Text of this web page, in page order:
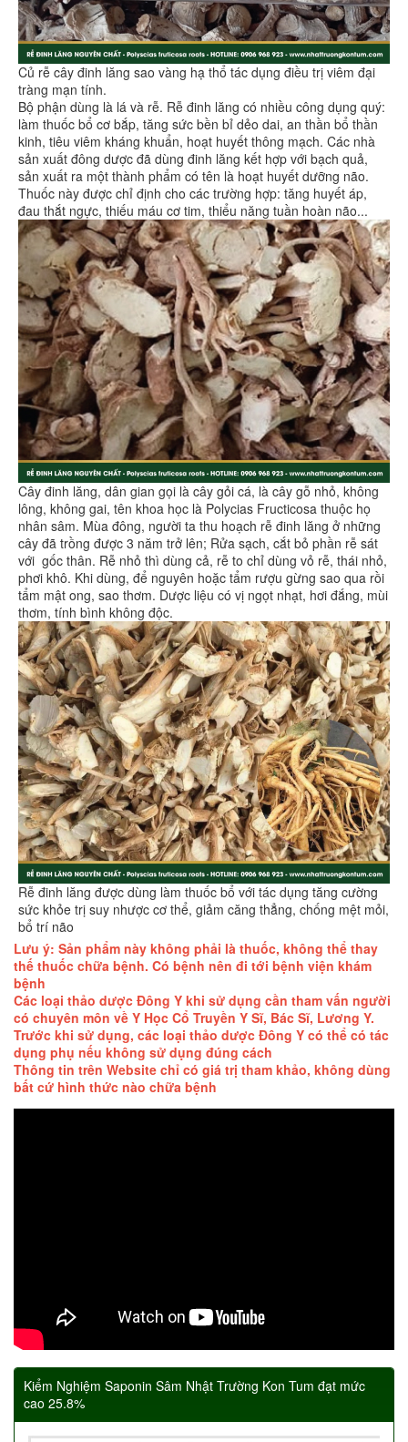
Củ rễ cây đinh lăng sao vàng hạ thổ tác dụng điều trị viêm đại
tràng mạn tính.
Bộ phận dùng là lá và rễ. Rễ đinh lăng có nhiều công dụng quý:
làm thuốc bổ cơ bắp, tăng sức bền bỉ dẻo dai, an thần bổ thần
kinh, tiêu viêm kháng khuẩn, hoạt huyết thông mạch. Các nhà
sản xuất đông dược đã dùng đinh lăng kết hợp với bạch quả,
sản xuất ra một thành phẩm có tên là hoạt huyết dưỡng não.
Thuốc này được chỉ định cho các trường hợp: tăng huyết áp,
đau thắt ngực, thiếu máu cơ tim, thiểu năng tuần hoàn não...
Cây đinh lăng, dân gian gọi là cây gỏi cá, là cây gỗ nhỏ, không
lông, không gai, tên khoa học là Polycias Fructicosa thuộc họ
nhân sâm. Mùa đông, người ta thu hoạch rễ đinh lăng ở những
cây đã trồng được 3 năm trở lên; Rửa sạch, cắt bỏ phần rễ sát
với gốc thân. Rễ nhỏ thì dùng cả, rễ to chỉ dùng vỏ rễ, thái nhỏ,
phơi khô. Khi dùng, để nguyên hoặc tẩm rượu gừng sao qua rồi
tẩm mật ong, sao thơm. Dược liệu có vị ngọt nhạt, hơi đắng, mùi
thơm, tính bình không độc.
Rễ đinh lăng được dùng làm thuốc bổ với tác dụng tăng cường
sức khỏe trị suy nhược cơ thể, giảm căng thẳng, chống mệt mỏi,
bổ trí não
Lưu ý: Sản phẩm này không phải là thuốc, không thể thay
thế thuốc chữa bệnh. Có bệnh nên đi tới bệnh viện khám
bệnh
Các loại thảo dược Đông Y khi sử dụng cần tham vấn người
có chuyên môn về Y Học Cổ Truyền Y Sĩ, Bác Sĩ, Lương Y.
Trước khi sử dụng, các loại thảo dược Đông Y có thể có tác
dụng phụ nếu không sử dụng đúng cách
Thông tin trên Website chỉ có giá trị tham khảo, không dùng
bất cứ hình thức nào chữa bệnh
Kiểm Nghiệm Saponin Sâm Nhật Trường Kon Tum đạt mức
cao 25.8%